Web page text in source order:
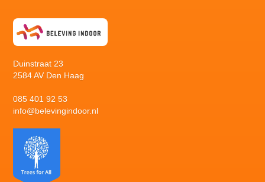
Duinstraat 23
2584 AV Den Haag
085 401 92 53
info@belevingindoor.nl